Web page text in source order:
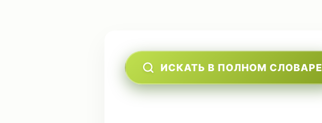
ИСКАТЬ В ПОЛНОМ СЛОВАРЕ